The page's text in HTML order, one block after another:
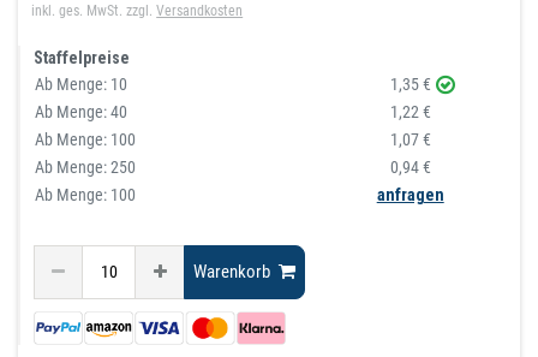
inkl. ges. MwSt. zzgl.Versandkosten
Staffelpreise
Ab Menge: 10
1,35 €
Ab Menge:40
1,22 €
Ab Menge: 100
1,07 €
Ab Menge:250
0,94 €
Ab Menge: 100
anfragen
Warenkorb